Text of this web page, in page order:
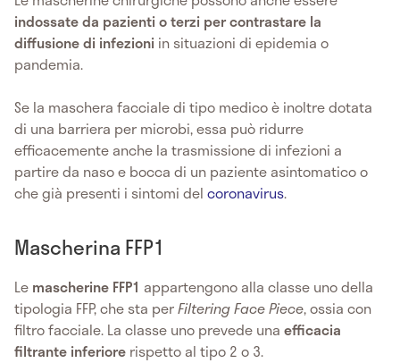
indossate da pazienti o terzi per contrastare la
diffusione di infezioni in situazioni di epidemia o
pandemia.
Se la maschera facciale di tipo medico è inoltre dotata
di una barriera per microbi, essa può ridurre
efficacemente anche la trasmissione di infezioni a
partire da naso e bocca di un paziente asintomatico o
che già presenti i sintomi del coronavirus.
Mascherina FFP1
Le mascherine FFP1 appartengono alla classe uno della
tipologia FFP, che sta perFiltering Face Piece, ossia con
filtro facciale. La classe uno prevede una efficacia
filtrante inferiore rispetto al tipo 2 o 3.